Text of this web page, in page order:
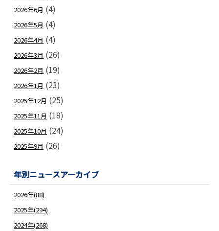
2026年6月 (4)
2026年5月 (4)
2026年4月 (4)
2026年3月 (26)
2026年2月 (19)
2026年1月 (23)
2025年12月 (25)
2025年11月 (18)
2025年10月 (24)
2025年9月 (26)
年別ニュースアーカイブ
2026年(88)
2025年(294)
2024年(268)